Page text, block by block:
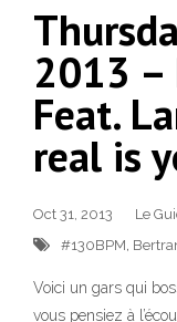
2013 –
Feat.
real is
Oct 31, 2013 Le
#130BPM
Voici un gars qui
vous pensiez à